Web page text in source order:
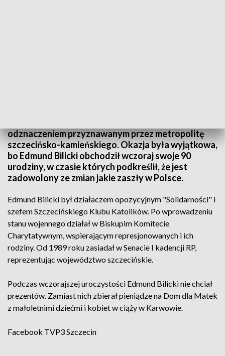
odznaczeniem przyznawanym przez metropolitę
szczecińsko-kamieńskiego. Okazja była wyjątkowa,
bo Edmund Bilicki obchodził wczoraj swoje 90
urodziny, w czasie których podkreślił, że jest
zadowolony ze zmian jakie zaszły w Polsce.
Edmund Bilicki był działaczem opozycyjnym "Solidarności" i
szefem Szczecińskiego Klubu Katolików. Po wprowadzeniu
stanu wojennego działał w Biskupim Komitecie
Charytatywnym, wspierającym represjonowanych i ich
rodziny. Od 1989 roku zasiadał w Senacie I kadencji RP,
reprezentując województwo szczecińskie.
Podczas wczorajszej uroczystości Edmund Bilicki nie chciał
prezentów. Zamiast nich zbierał pieniądze na Dom dla Matek
z małoletnimi dziećmi i kobiet w ciąży w Karwowie.
Facebook TVP3 Szczecin